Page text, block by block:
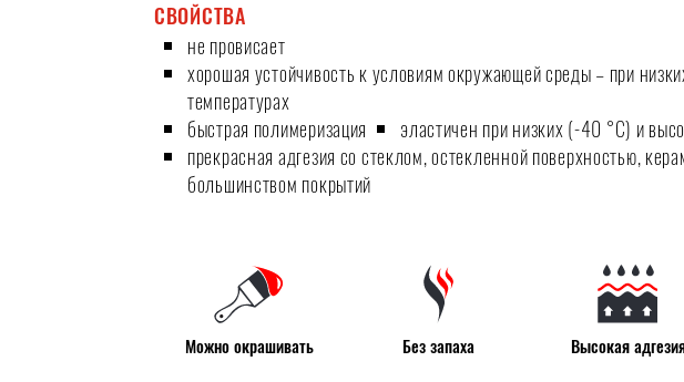
СВОЙСТВА
не провисает
хорошая устойчивость к условиям окружающей среды – при
температурах
быстрая полимеризация
эластичен при низких (-40 °C) и
прекрасная адгезия со стеклом, остекленной поверхностью,
большинством покрытий
Можно окрашивать Без запаха Высокая